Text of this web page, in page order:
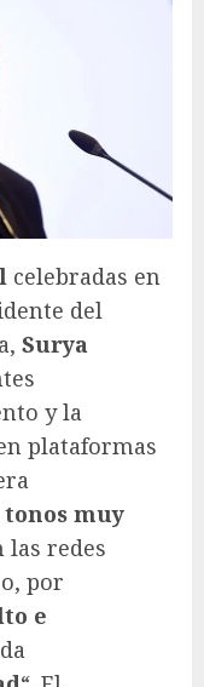
celebradas en
del
Surya
y la
plataformas
tonos muy
redes
por
e